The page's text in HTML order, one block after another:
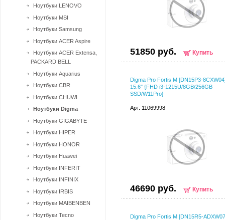
51850 руб. Купить
Digma Pro Fortis M [DN15P3-
15.6" {FHD i3-1215U/8GB/256GB
SSD/W11Pro}
Арт. 11069998
46690 руб. Купить
Digma Pro Fortis M [DN15R5-
Ноутбуки LENOVO
Ноутбуки MSI
Ноутбуки Samsung
Ноутбуки ACER Aspire
Ноутбуки ACER Extensa,
PACKARD BELL
Ноутбуки Aquarius
Ноутбуки CBR
Ноутбуки CHUWI
Ноутбуки Digma
Ноутбуки GIGABYTE
Ноутбуки HIPER
Ноутбуки HONOR
Ноутбуки Huawei
Ноутбуки INFERIT
Ноутбуки INFINIX
Ноутбуки IRBIS
Ноутбуки MAIBENBEN
Ноутбуки Tecno